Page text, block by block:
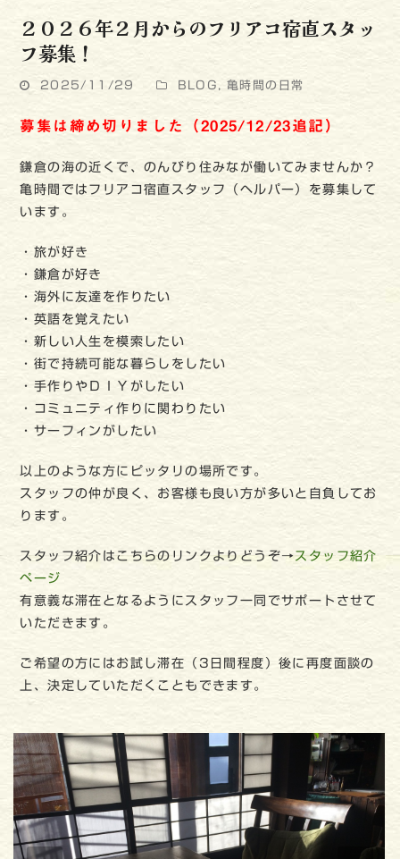
２０２６年２月からのフリアコ宿直スタッ
フ募集！
2025/11/29 BLOG ,亀時間の日常
募集は締め切りました（2025/12/23追記）
鎌倉の海の近くで、のんびり住みなが働いてみませんか？
亀時間ではフリアコ宿直スタッフ（ヘルパー）を募集して
います。
・旅が好き
・鎌倉が好き
・海外に友達を作りたい
・英語を覚えたい
・新しい人生を模索したい
・街で持続可能な暮らしをしたい
・手作りやＤＩＹがしたい
・コミュニティ作りに関わりたい
・サーフィンがしたい
以上のような方にピッタリの場所です。
スタッフの仲が良く、お客様も良い方が多いと自負してお
ります。
スタッフ紹介はこちらのリンクよりどうぞ→スタッフ紹介
ページ
有意義な滞在となるようにスタッフ一同でサポートさせて
いただきます。
ご希望の方にはお試し滞在（3日間程度）後に再度面談の
上、決定していただくこともできます。